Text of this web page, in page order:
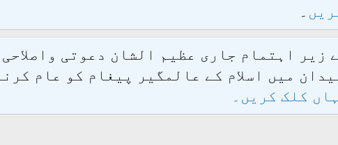
۔
زیر اہتمام جاری عظیم الشان دعوتی
میں اسلام کے عالمگیر پیغام کو عام
کلک کریں۔